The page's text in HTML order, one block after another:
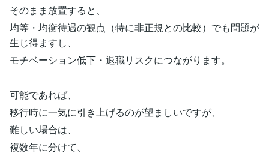
そのまま放置すると、
均等・均衡待遇の観点（特に非正規との比較）でも問題が
生じ得ますし、
モチベーション低下・退職リスクにつながります。
可能であれば、
移行時に一気に引き上げるのが望ましいですが、
難しい場合は、
複数年に分けて、